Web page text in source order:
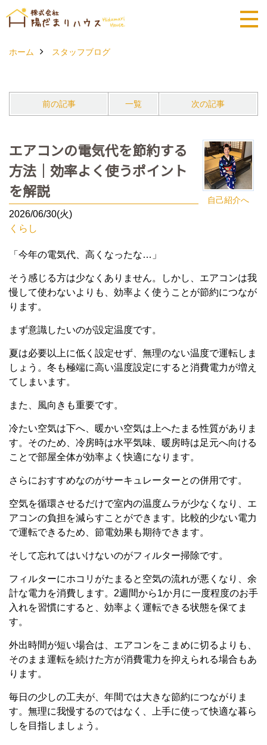
ホーム スタッフブログ
前の記事 一覧 次の記事
自己紹介へ
エアコンの電気代を節約する
方法｜効率よく使うポイント
を解説
2026/06/30(火)
くらし
「今年の電気代、高くなったな…」
そう感じる方は少なくありません。しかし、エアコンは我
慢して使わないよりも、効率よく使うことが節約につなが
ります。
まず意識したいのが設定温度です。
夏は必要以上に低く設定せず、無理のない温度で運転しま
しょう。冬も極端に高い温度設定にすると消費電力が増え
てしまいます。
また、風向きも重要です。
冷たい空気は下へ、暖かい空気は上へたまる性質がありま
す。そのため、冷房時は水平気味、暖房時は足元へ向ける
ことで部屋全体が効率よく快適になります。
さらにおすすめなのがサーキュレーターとの併用です。
空気を循環させるだけで室内の温度ムラが少なくなり、エ
アコンの負担を減らすことができます。比較的少ない電力
で運転できるため、節電効果も期待できます。
そして忘れてはいけないのがフィルター掃除です。
フィルターにホコリがたまると空気の流れが悪くなり、余
計な電力を消費します。2週間から1か月に一度程度のお手
入れを習慣にすると、効率よく運転できる状態を保てま
す。
外出時間が短い場合は、エアコンをこまめに切るよりも、
そのまま運転を続けた方が消費電力を抑えられる場合もあ
ります。
毎日の少しの工夫が、年間では大きな節約につながりま
す。無理に我慢するのではなく、上手に使って快適な暮ら
しを目指しましょう。